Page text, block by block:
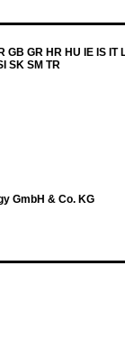
GB GR HR HU IE IS IT
SK SM TR
GmbH & Co. KG